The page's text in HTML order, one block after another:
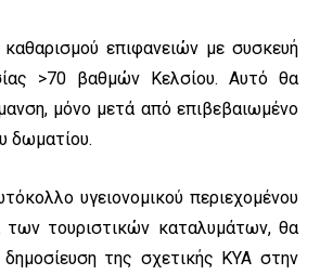
επιφανειών με συσκευή
>70 βαθμών Κελσίου. Αυτό θα
μόνο μετά από επιβεβαιωμένο
δωματίου.
υγειονομικού περιεχομένου
των τουριστικών καταλυμάτων, θα
της σχετικής ΚΥΑ στην